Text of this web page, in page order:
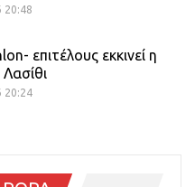
20:48
επιτέλους εκκινεί η
20:24